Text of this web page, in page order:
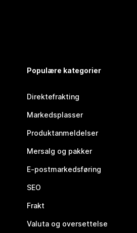
Populære kategorier
Direktefrakting
Markedsplasser
Produktanmeldelser
Mersalg og pakker
E-postmarkedsføring
SEO
Frakt
Valuta og oversettelse